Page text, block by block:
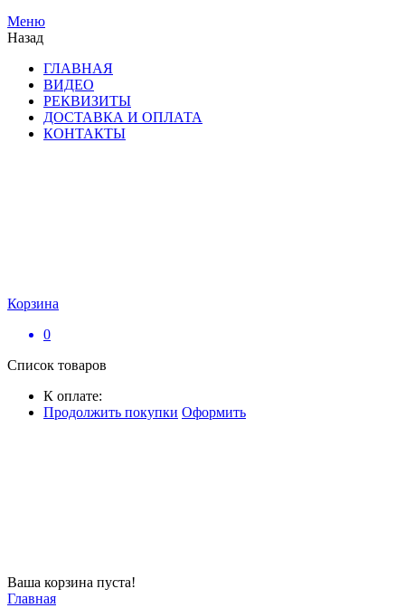
Меню
Назад
ГЛАВНАЯ
ВИДЕО
РЕКВИЗИТЫ
ДОСТАВКА И ОПЛАТА
КОНТАКТЫ
Корзина
0
Список товаров
К оплате:
Продолжить покупки Оформить
Ваша корзина пуста!
Главная